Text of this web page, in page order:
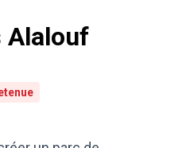
Alalouf